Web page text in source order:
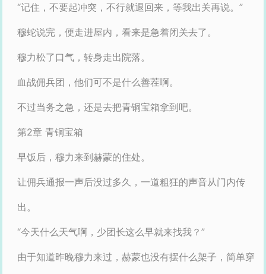
“记住，不要起冲突，不行就退回来，等我出关再说。”
穆蛇说完，便走进屋内，看来是急着闭关去了。
穆力松了口气，转身走出院落。
血战佣兵团，他们可不是什么善茬啊。
不过当务之急，还是去把青铜宝箱拿到吧。
第2章 青铜宝箱
早饭后，穆力来到赫蒙的住处。
让佣兵通报一声后没过多久，一道粗狂的声音从门内传
出。
“今天什么天气啊，少团长这么早就来找我？”
由于知道昨晚穆力来过，赫蒙也没有摆什么架子，简单穿